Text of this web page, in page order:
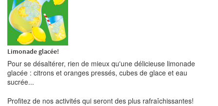
Limonade glacée!
Pour se désaltérer, rien de mieux qu'une délicieuse limonade
glacée : citrons et oranges pressés, cubes de glace et eau
sucrée...
Profitez de nos activités qui seront des plus rafraîchissantes!